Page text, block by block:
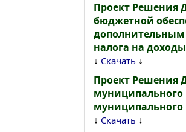
Проект Решения
бюджетной
налога на
↓ Скачать ↓
Проект Решения
муниципального
муниципального
↓ Скачать ↓